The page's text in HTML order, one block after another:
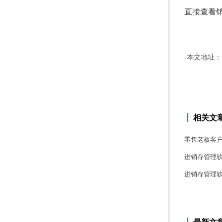
直接查看
本文地址：
相关文
零售老板客
进销存管理
进销存管理